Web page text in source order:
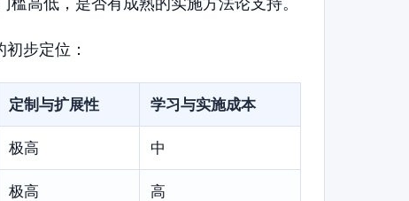
步定位：
定制与扩展性 学习与实施成本
极高 中
极高 高